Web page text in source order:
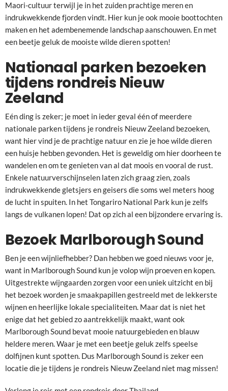
Maori-cultuur terwijl je in het zuiden prachtige meren en
indrukwekkende fjorden vindt. Hier kun je ook mooie boottochten
maken en het adembenemende landschap aanschouwen. En met
een beetje geluk de mooiste wilde dieren spotten!
Nationaal parken bezoeken
tijdens rondreis Nieuw
Zeeland
Eén ding is zeker; je moet in ieder geval één of meerdere
nationale parken tijdens je rondreis Nieuw Zeeland bezoeken,
want hier vind je de prachtige natuur en zie je hoe wilde dieren
een huisje hebben gevonden. Het is geweldig om hier doorheen te
wandelen en om te genieten van al dat moois en vooral de rust.
Enkele natuurverschijnselen laten zich graag zien, zoals
indrukwekkende gletsjers en geisers die soms wel meters hoog
de lucht in spuiten. In het Tongariro National Park kun je zelfs
langs de vulkanen lopen! Dat op zich al een bijzondere ervaring is.
Bezoek Marlborough Sound
Ben je een wijnliefhebber? Dan hebben we goed nieuws voor je,
want in Marlborough Sound kun je volop wijn proeven en kopen.
Uitgestrekte wijngaarden zorgen voor een uniek uitzicht en bij
het bezoek worden je smaakpapillen gestreeld met de lekkerste
wijnen en heerlijke lokale specialiteiten. Maar dat is niet het
enige dat het gebied zo aantrekkelijk maakt, want ook
Marlborough Sound bevat mooie natuurgebieden en blauw
heldere meren. Waar je met een beetje geluk zelfs speelse
dolfijnen kunt spotten. Dus Marlborough Sound is zeker een
locatie die je tijdens je rondreis Nieuw Zeeland niet mag missen!